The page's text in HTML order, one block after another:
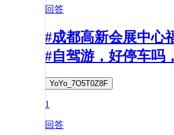
回答
#成都高新会展中心
#自驾游，好停车吗
YoYo_7O5T0Z8F
1
回答